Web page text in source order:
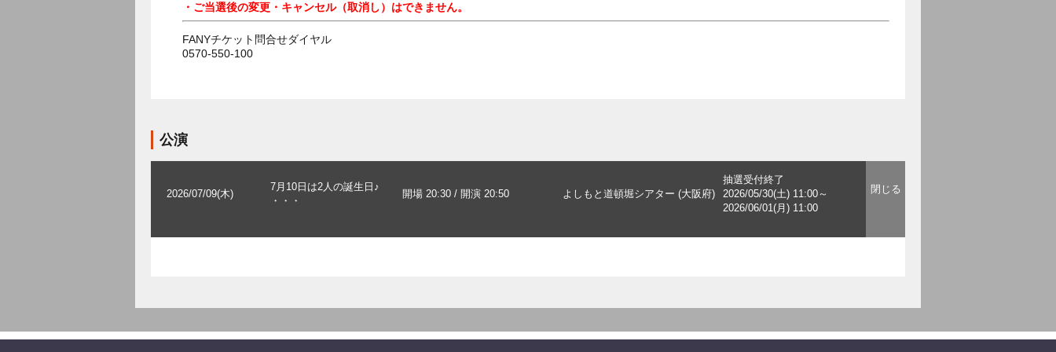
・ご当選後の変更・キャンセル（取消し）はできません。
FANYチケット問合せダイヤル
0570-550-100
公演
2026/07/09(木)
7月10日は2人の誕生日♪
・・・
開場 20:30 / 開演 20:50 よしもと道頓堀シアター (大阪府)
抽選受付終了
2026/05/30(土) 11:00～
2026/06/01(月) 11:00